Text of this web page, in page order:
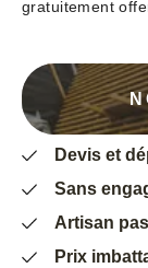
gratuitement
Devis et
Sans
Artisan
Prix